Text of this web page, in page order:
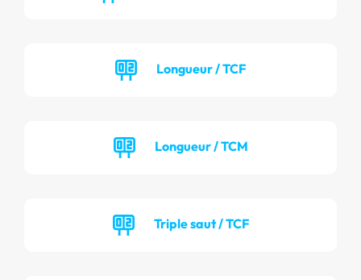
Longueur / TCF
Longueur / TCM
Triple saut / TCF